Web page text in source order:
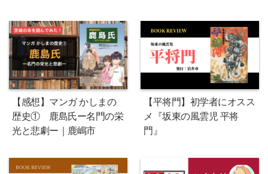
【感想】マンガ かしまの
歴史① 鹿島氏ー名門の栄
光と悲劇ー｜鹿嶋市
【平将門】初学者にオスス
メ『坂東の風雲児 平将
門』